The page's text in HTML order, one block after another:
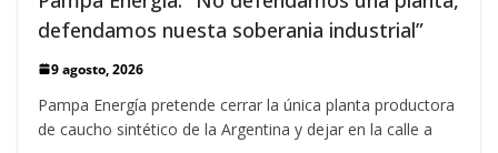
defendamos nuesta soberania industrial”
9 agosto, 2026
Pampa Energía pretende cerrar la única planta productora
de caucho sintético de la Argentina y dejar en la calle a